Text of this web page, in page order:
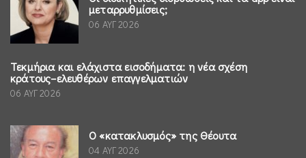
μεταρρυθμίσεις;
06 ΑΥΓ 2026
Τεκμήρια και ελάχιστα εισοδήματα: η νέα σχέση
κράτους–ελευθέρων επαγγελματιών
06 ΑΥΓ 2026
Ο «κατακλυσμός» της Θέουτα
04 ΑΥΓ 2026